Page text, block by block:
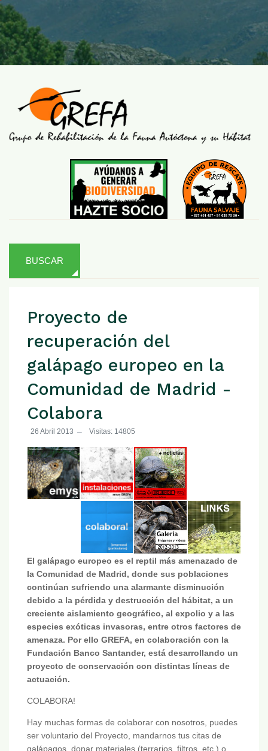
BUSCAR
Proyecto de
recuperación del
galápago europeo en la
Comunidad de Madrid -
Colabora
26 Abril 2013 Visitas: 14805
El galápago europeo es el reptil más amenazado de
la Comunidad de Madrid, donde sus poblaciones
continúan sufriendo una alarmante disminución
debido a la pérdida y destrucción del hábitat, a un
creciente aislamiento geográfico, al expolio y a las
especies exóticas invasoras, entre otros factores de
amenaza. Por ello GREFA, en colaboración con la
Fundación Banco Santander, está desarrollando un
proyecto de conservación con distintas líneas de
actuación.
COLABORA!
Hay muchas formas de colaborar con nosotros, puedes
ser voluntario del Proyecto, mandarnos tus citas de
galápagos, donar materiales (terrarios, filtros, etc.) o